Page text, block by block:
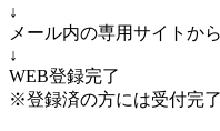
↓
メール内の専用サイトか
↓
WEB登録完了
※登録済の方には受付完